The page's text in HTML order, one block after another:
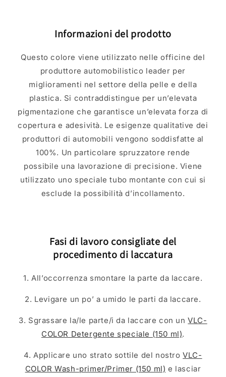
Informazioni del prodotto
Questo colore viene utilizzato nelle officine del
produttore automobilistico leader per
miglioramenti nel settore della pelle e della
plastica. Si contraddistingue per un’elevata
pigmentazione che garantisce un’elevata forza di
copertura e adesività. Le esigenze qualitative dei
produttori di automobili vengono soddisfatte al
100%. Un particolare spruzzatore rende
possibile una lavorazione di precisione. Viene
utilizzato uno speciale tubo montante con cui si
esclude la possibilità d’incollamento.
Fasi di lavoro consigliate del
procedimento di laccatura
1. All’occorrenza smontare la parte da laccare.
2. Levigare un po’ a umido le parti da laccare.
3. Sgrassare la/le parte/i da laccare con unVLC-
COLOR Detergente speciale (150 ml).
4. Applicare uno strato sottile del nostroVLC-
COLOR Wash-primer/Primer (150 ml) e lasciar